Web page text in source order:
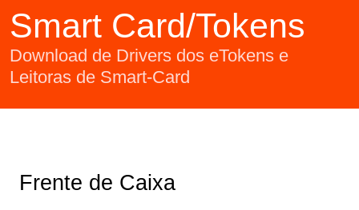
Smart Card/Tokens
Download de Drivers dos eTokens e
Leitoras de Smart-Card
Frente de Caixa